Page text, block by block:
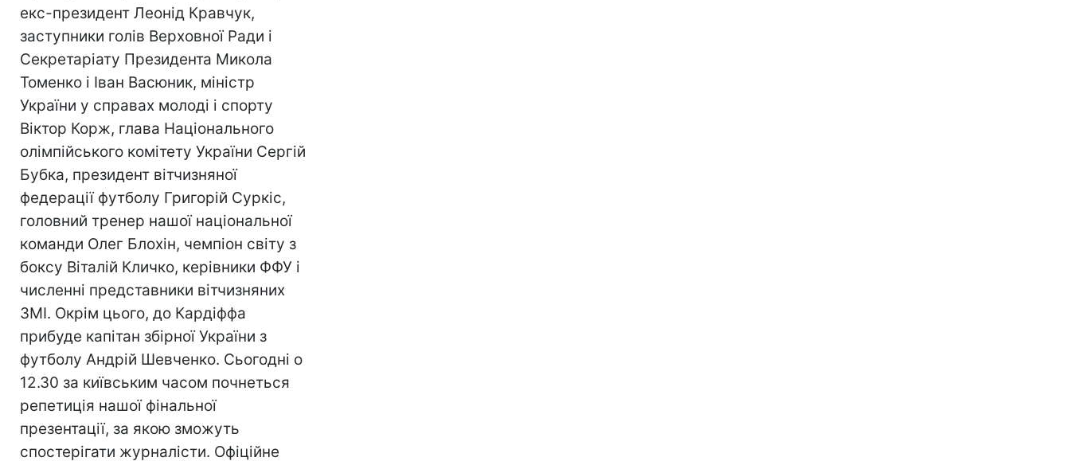
екс-президент Леонід Кравчук,
заступники голів Верховної Ради і
Секретаріату Президента Микола
Томенко і Іван Васюник, міністр
України у справах молоді і спорту
Віктор Корж, глава Національного
олімпійського комітету України Сергій
Бубка, президент вітчизняної
федерації футболу Григорій Суркіс,
головний тренер нашої національної
команди Олег Блохін, чемпіон світу з
боксу Віталій Кличко, керівники ФФУ і
численні представники вітчизняних
ЗМІ. Окрім цього, до Кардіффа
прибуде капітан збірної України з
футболу Андрій Шевченко. Сьогодні о
12.30 за київським часом почнеться
репетиція нашої фінальної
презентації, за якою зможуть
спостерігати журналісти. Офіційне